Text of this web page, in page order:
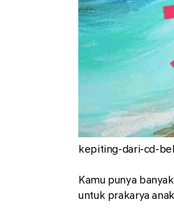
kepiting-dari-cd-
Kamu punya
untuk prakarya